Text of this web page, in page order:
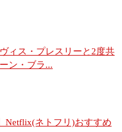
ィス・プレスリーと2度共
ン・ブラ...
Netflix(ネトフリ)おすすめ